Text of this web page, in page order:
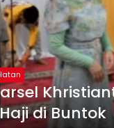
di Buntok